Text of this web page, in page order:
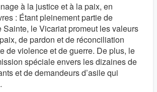
à la justice et à la paix, en
: Étant pleinement partie de
Sainte, le Vicariat promeut les valeurs
de pardon et de réconciliation
de violence et de guerre. De plus, le
spéciale envers les dizaines de
et de demandeurs d’asile qui